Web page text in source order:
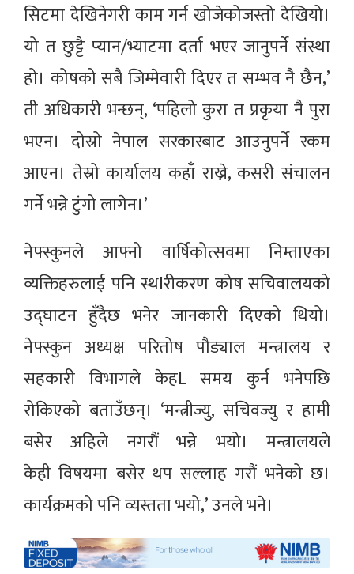
सिटमा देखिनेगरी काम गर्न खोजेकोजस्तो देखियो।
यो त छुट्टै प्यान/भ्याटमा दर्ता भएर जानुपर्ने संस्था
हो। कोषको सबै जिम्मेवारी दिएर त सम्भव नै छैन,’
ती अधिकारी भन्छन्, ‘पहिलो कुरा त प्रकृया नै पुरा
भएन। दोस्रो नेपाल सरकारबाट आउनुपर्ने रकम
आएन। तेस्रो कार्यालय कहाँ राख्ने, कसरी संचालन
गर्ने भन्ने टुंगो लागेन।’
नेफ्स्कुनले आफ्नो वार्षिकोत्सवमा निम्ताएका
व्यक्तिहरुलाई पनि स्थlरीकरण कोष सचिवालयको
उद्घाटन हुँदैछ भनेर जानकारी दिएको थियो।
नेफ्स्कुन अध्यक्ष परितोष पौड्याल मन्त्रालय र
सहकारी विभागले केहL समय कुर्न भनेपछि
रोकिएको बताउँछन्। ‘मन्त्रीज्यु, सचिवज्यु र हामी
बसेर अहिले नगरौं भन्ने भयो। मन्त्रालयले
केही विषयमा बसेर थप सल्लाह गरौं भनेको छ।
कार्यक्रमको पनि व्यस्तता भयो,’ उनले भने।